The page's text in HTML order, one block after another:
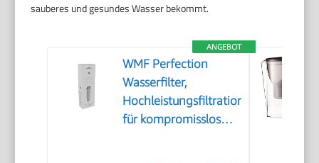
sauberes und gesundes Wasser bekommt.
ANGEBOT
WMF Perfection
Wasserfilter,
Hochleistungsfiltration
für kompromisslos